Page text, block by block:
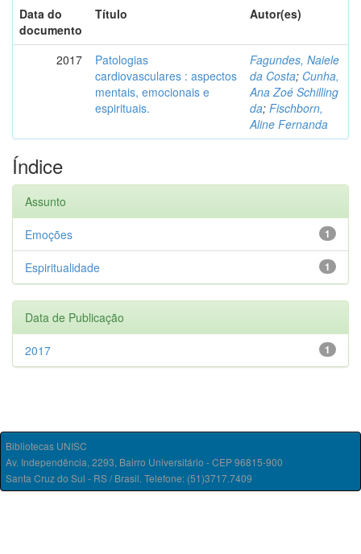
Data do
documento
Título Autor(es)
2017
Patologias
cardiovasculares : aspectos
mentais, emocionais e
espirituais.
Fagundes, Naiele
da Costa; Cunha,
Ana Zoé Schilling
da; Fischborn,
Aline Fernanda
Índice
Assunto
1
Emoções
1
Espiritualidade
Data de Publicação
1
2017
Bibliotecas UNISC
Av. Independência, 2293, Bairro Universitário - CEP 96815-900
Santa Cruz do Sul - RS / Brasil. Telefone: (51)3717.7409